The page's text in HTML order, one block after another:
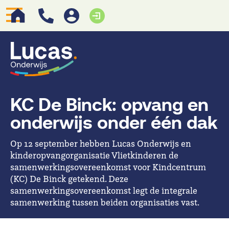
KC De Binck: opvang en
onderwijs onder één dak
Op 12 september hebben Lucas Onderwijs en
kinderopvangorganisatie Vlietkinderen de
samenwerkingsovereenkomst voor Kindcentrum
(KC) De Binck getekend. Deze
samenwerkingsovereenkomst legt de integrale
samenwerking tussen beiden organisaties vast.